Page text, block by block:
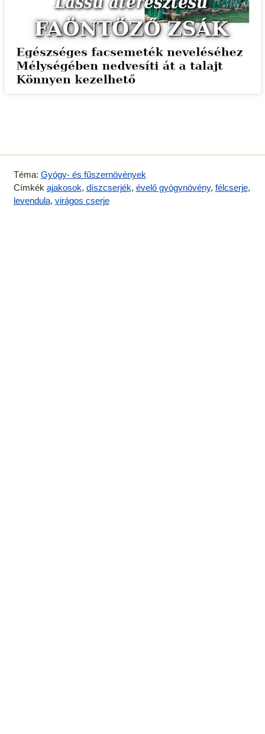
Téma: Gyógy- és fűszernövények
Címkék ajakosok, díszcserjék, évelő gyógynövény, félcserje,
levendula, virágos cserje